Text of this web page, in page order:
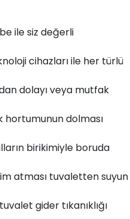
ile siz değerli
cihazları ile her türlü
dolayı veya mutfak
hortumunun dolması
birikimiyle boruda
atması tuvaletten suyun
gider tıkanıklığı